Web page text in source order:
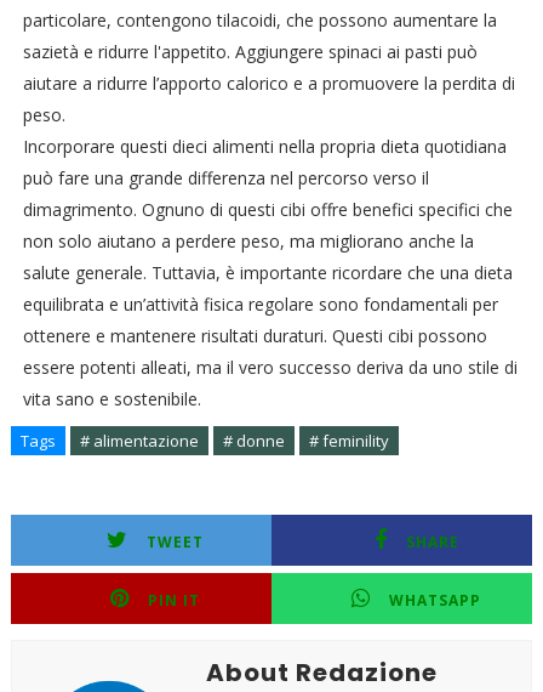
particolare, contengono tilacoidi, che possono aumentare la
sazietà e ridurre l'appetito. Aggiungere spinaci ai pasti può
aiutare a ridurre l’apporto calorico e a promuovere la perdita di
peso.
Incorporare questi dieci alimenti nella propria dieta quotidiana
può fare una grande differenza nel percorso verso il
dimagrimento. Ognuno di questi cibi offre benefici specifici che
non solo aiutano a perdere peso, ma migliorano anche la
salute generale. Tuttavia, è importante ricordare che una dieta
equilibrata e un’attività fisica regolare sono fondamentali per
ottenere e mantenere risultati duraturi. Questi cibi possono
essere potenti alleati, ma il vero successo deriva da uno stile di
vita sano e sostenibile.
Tags # alimentazione # donne # feminility
TWEET SHARE
PIN IT WHATSAPP
About Redazione